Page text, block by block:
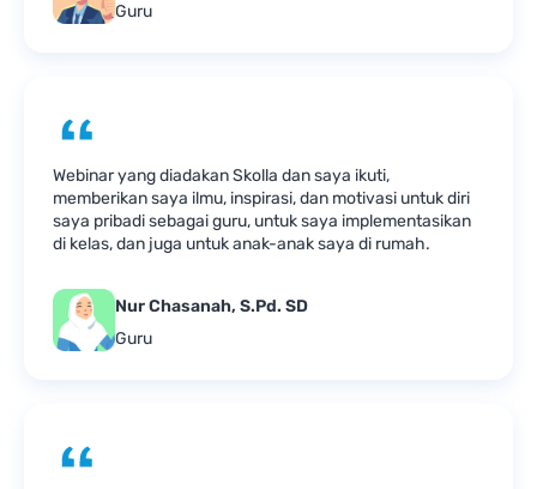
Guru
Webinar yang diadakan Skolla dan saya ikuti,
memberikan saya ilmu, inspirasi, dan motivasi untuk diri
saya pribadi sebagai guru, untuk saya implementasikan
di kelas, dan juga untuk anak-anak saya di rumah.
Nur Chasanah, S.Pd. SD
Guru